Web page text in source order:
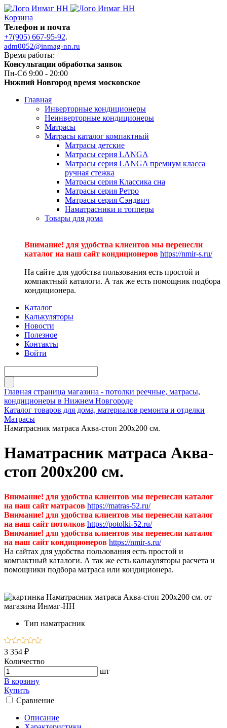
Корзина
Телефон и почта
+7(905) 667-95-92.
adm0052@inmag-nn.ru
Время работы:
Консультации обработка заявок
Пн-Сб 9:00 - 20:00
Нижний Новгород время московское
Главная
Инверторные кондиционеры
Неинверторные кондиционеры
Матрасы
Матрасы каталог компактный
Матрасы детские
Матрасы серия LANGA
Матрасы серия LANGA премиум класса
ручная стежка
Матрасы серия Классика сна
Матрасы серия Ретро
Матрасы серия Сэндвич
Наматрасники и топперы
Товары для дома
Внимание! для удобства клиентов мы перенесли
каталог на наш сайт кондиционеров https://nmir-s.ru/
На сайте для удобства пользования есть простой и
компактный каталоги. А так же есть помощник подбора
кондиционера.
Каталог
Калькуляторы
Новости
Полезное
Контакты
Войти
Главная страница магазина - потолки реечные, матрасы,
кондиционеры в Нижнем Новгороде
Каталог товаров для дома, материалов ремонта и отделки
Матрасы
Наматрасник матраса Аква-стоп 200х200 см.
Наматрасник матраса Аква-
стоп 200х200 см.
Внимание! для удобства клиентов мы перенесли каталог
на наш сайт матрасов https://matras-52.ru/
Внимание! для удобства клиентов мы перенесли каталог
на наш сайт потолков https://potolki-52.ru/
Внимание! для удобства клиентов мы перенесли каталог
на наш сайт кондиционеров https://nmir-s.ru/
На сайтах для удобства пользования есть простой и
компактный каталоги. А так же есть калькуляторы расчета и
помощники подбора матраса или кондиционера.
Тип наматрасник
3 354 ₽
Количество
шт
В корзину
Купить
Сравнение
Описание